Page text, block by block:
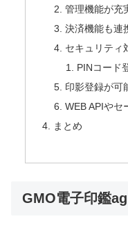
管理機能が充
決済機能も連
セキュリティ
PINコード
印影登録が可
WEB APIやセ
まとめ
GMO電子印鑑